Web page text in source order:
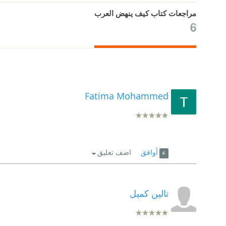
مراجعات كتاب كيف ينهض العرب
6
Fatima Mohammed
أوافق اضف تعليق
تالين كميل